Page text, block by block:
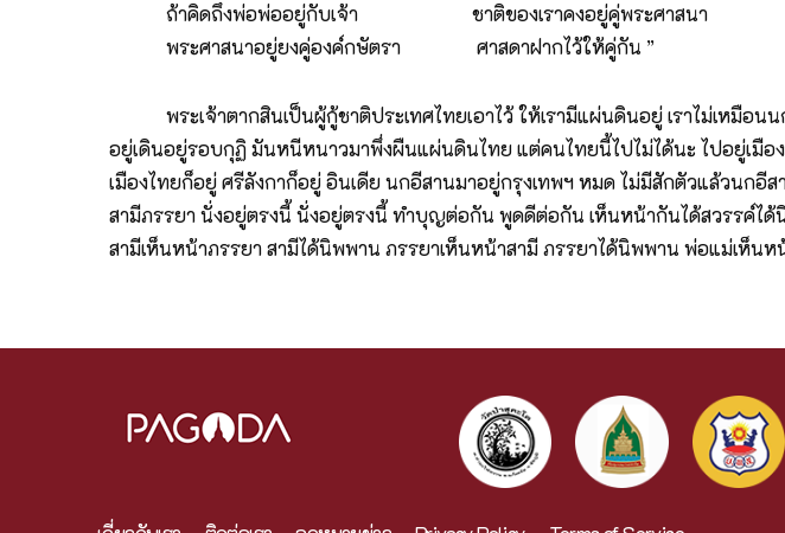
ถ้าคิดถึงพ่อพ่ออยู่กับเจ้า ชาติของเราคงอยู่คู่พระศาสนา
พระศาสนาอยู่ยงคู่องค์กษัตรา ศาสดาฝากไว้ให้คู่กัน ”
พระเจ้าตากสินเป็นผู้กู้ชาติประเทศไทยเอาไว้ ให้เรามีแผ่นดินอยู่ เราไม่เหมือน
อยู่เดินอยู่รอบกุฏิ มันหนีหนาวมาพึ่งผืนแผ่นดินไทย แต่คนไทยนี้ไปไม่ได้นะ ไปอยู่เมือง
เมืองไทยก็อยู่ ศรีลังกาก็อยู่ อินเดีย นกอีสานมาอยู่กรุงเทพฯ หมด ไม่มีสักตัวแล้วนกอี
สามีภรรยา นั่งอยู่ตรงนี้ นั่งอยู่ตรงนี้ ทำบุญต่อกัน พูดดีต่อกัน เห็นหน้ากันได้สวรรค์ไ
สามีเห็นหน้าภรรยา สามีได้นิพพาน ภรรยาเห็นหน้าสามี ภรรยาได้นิพพาน พ่อแม่เห็